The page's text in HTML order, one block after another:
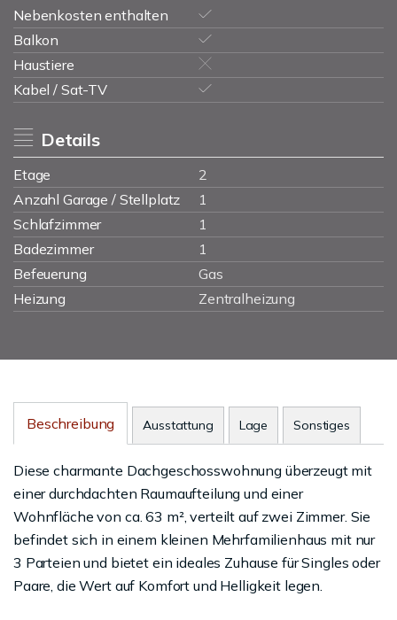
Nebenkosten enthalten
Balkon
Haustiere
Kabel / Sat-TV
Details
Etage
2
Anzahl Garage / Stellplatz
1
Schlafzimmer
1
Badezimmer
1
Befeuerung
Gas
Heizung
Zentralheizung
Beschreibung Ausstattung Lage Sonstiges
Diese charmante Dachgeschosswohnung überzeugt mit
einer durchdachten Raumaufteilung und einer
Wohnfläche von ca. 63 m², verteilt auf zwei Zimmer. Sie
befindet sich in einem kleinen Mehrfamilienhaus mit nur
3 Parteien und bietet ein ideales Zuhause für Singles oder
Paare, die Wert auf Komfort und Helligkeit legen.